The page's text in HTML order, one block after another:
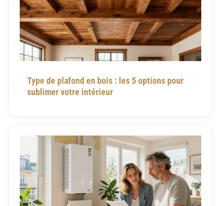
Type de plafond en bois : les 5 options pour
sublimer votre intérieur